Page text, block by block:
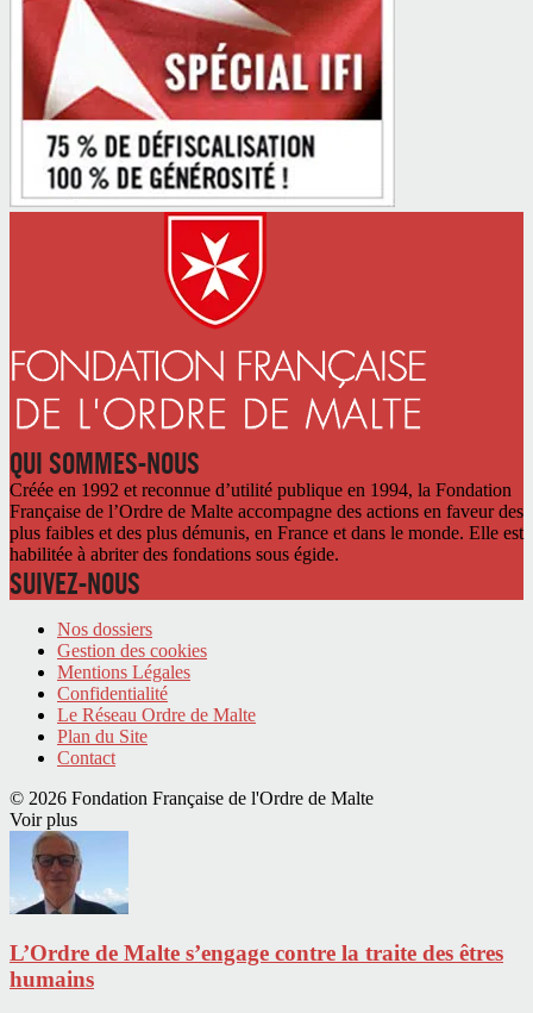
QUI SOMMES-NOUS
Créée en 1992 et reconnue d’utilité publique en 1994, la Fondation
Française de l’Ordre de Malte accompagne des actions en faveur des
plus faibles et des plus démunis, en France et dans le monde. Elle est
habilitée à abriter des fondations sous égide.
SUIVEZ-NOUS
Nos dossiers
Gestion des cookies
Mentions Légales
Confidentialité
Le Réseau Ordre de Malte
Plan du Site
Contact
© 2026 Fondation Française de l'Ordre de Malte
Voir plus
L’Ordre de Malte s’engage contre la traite des êtres
humains